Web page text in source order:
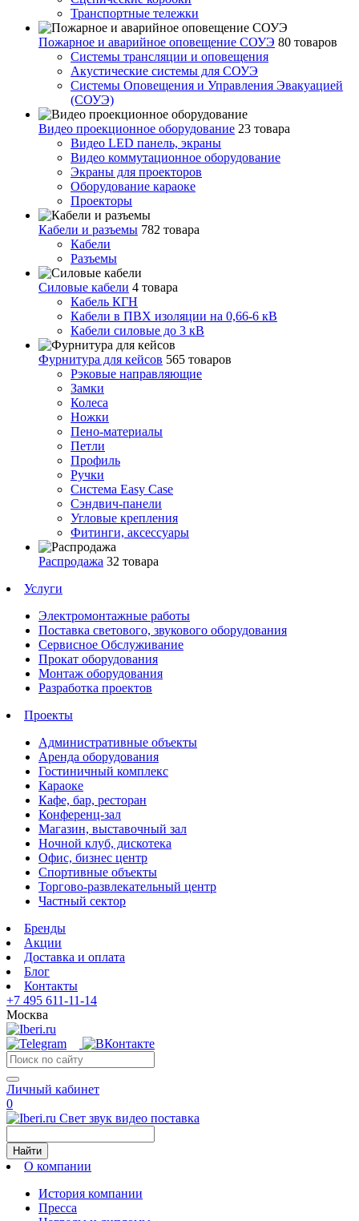
Транспортные тележки
Пожарное и аварийное оповещение СОУЭ 80 товаров
Cистемы трансляции и оповещения
Акустические системы для СОУЭ
Системы Оповещения и Управления Эвакуацией
(СОУЭ)
Видео проекционное оборудование 23 товара
Видео LED панель, экраны
Видео коммутационное оборудование
Экраны для проекторов
Оборудование караоке
Проекторы
Кабели и разъемы 782 товара
Кабели
Разъемы
Силовые кабели 4 товара
Кабель КГН
Кабели в ПВХ изоляции на 0,66-6 кВ
Кабели силовые до 3 кВ
Фурнитура для кейсов 565 товаров
Рэковые направляющие
Замки
Колеса
Ножки
Пено-материалы
Петли
Профиль
Ручки
Система Easy Case
Сэндвич-панели
Угловые крепления
Фитинги, аксессуары
Распродажа 32 товара
Услуги
Электромонтажные работы
Поставка светового, звукового оборудования
Сервисное Обслуживание
Прокат оборудования
Монтаж оборудования
Разработка проектов
Проекты
Административные объекты
Аренда оборудования
Гостиничный комплекс
Караоке
Кафе, бар, ресторан
Конференц-зал
Магазин, выставочный зал
Ночной клуб, дискотека
Офис, бизнес центр
Спортивные объекты
Торгово-развлекательный центр
Частный сектор
Бренды
Акции
Доставка и оплата
Блог
Контакты
+7 495 611-11-14
Москва
Личный кабинет
0
Свет звук видео поставка
Найти
О компании
История компании
Пресса